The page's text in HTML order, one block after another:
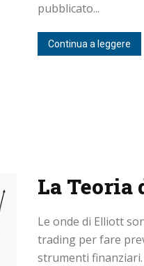
pubblicato...
Continua a leggere
La Teoria
Le onde di Elliott
trading per fare
strumenti finanziari.